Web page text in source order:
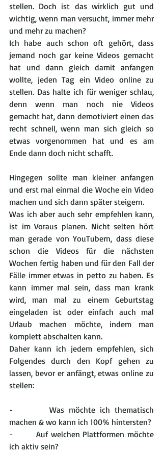
stellen. Doch ist das wirklich gut und
wichtig, wenn man versucht, immer mehr
und mehr zu machen?
Ich habe auch schon oft gehört, dass
jemand noch gar keine Videos gemacht
hat und dann gleich damit anfangen
wollte, jeden Tag ein Video online zu
stellen. Das halte ich für weniger schlau,
denn wenn man noch nie Videos
gemacht hat, dann demotiviert einen das
recht schnell, wenn man sich gleich so
etwas vorgenommen hat und es am
Ende dann doch nicht schafft.
Hingegen sollte man kleiner anfangen
und erst mal einmal die Woche ein Video
machen und sich dann später steigern.
Was ich aber auch sehr empfehlen kann,
ist im Voraus planen. Nicht selten hört
man gerade von YouTubern, dass diese
schon die Videos für die nächsten
Wochen fertig haben und für den Fall der
Fälle immer etwas in petto zu haben. Es
kann immer mal sein, dass man krank
wird, man mal zu einem Geburtstag
eingeladen ist oder einfach auch mal
Urlaub machen möchte, indem man
komplett abschalten kann.
Daher kann ich jedem empfehlen, sich
Folgendes durch den Kopf gehen zu
lassen, bevor er anfängt, etwas online zu
stellen:
-        Was möchte ich thematisch
machen & wo kann ich 100% hintersten?
-        Auf welchen Plattformen möchte
ich aktiv sein?